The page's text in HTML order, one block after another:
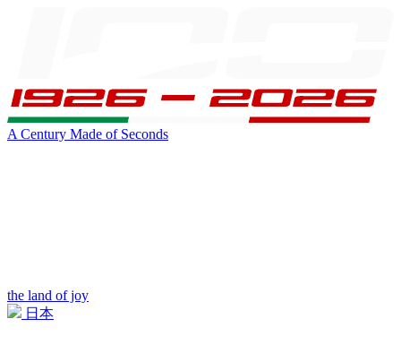
A Century Made of Seconds
the land of joy
日本